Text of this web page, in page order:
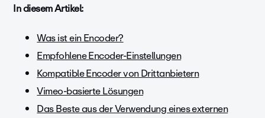
In diesem Artikel:
Was ist ein Encoder?
Empfohlene Encoder-Einstellungen
Kompatible Encoder von Drittanbietern
Vimeo-basierte Lösungen
Das Beste aus der Verwendung eines externen